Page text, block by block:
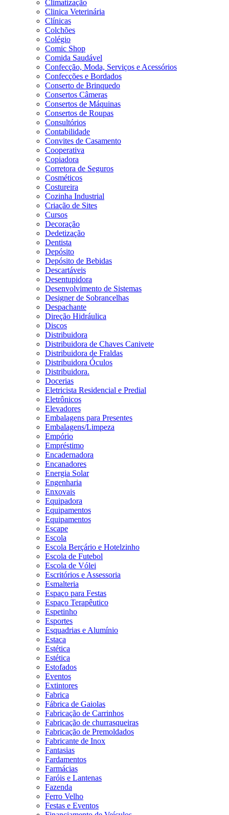
Climatização
Clinica Veterinária
Clínicas
Colchões
Colégio
Comic Shop
Comida Saudável
Confecção, Moda, Serviços e Acessórios
Confecções e Bordados
Conserto de Brinquedo
Consertos Câmeras
Consertos de Máquinas
Consertos de Roupas
Consultórios
Contabilidade
Convites de Casamento
Cooperativa
Copiadora
Corretora de Seguros
Cosméticos
Costureira
Cozinha Industrial
Criação de Sites
Cursos
Decoração
Dedetização
Dentista
Depósito
Depósito de Bebidas
Descartáveis
Desentupidora
Desenvolvimento de Sistemas
Designer de Sobrancelhas
Despachante
Direção Hidráulica
Discos
Distribuidora
Distribuidora de Chaves Canivete
Distribuidora de Fraldas
Distribuidora Óculos
Distribuidora.
Docerias
Eletricista Residencial e Predial
Eletrônicos
Elevadores
Embalagens para Presentes
Embalagens/Limpeza
Empório
Empréstimo
Encadernadora
Encanadores
Energia Solar
Engenharia
Enxovais
Equipadora
Equipamentos
Equipamentos
Escape
Escola
Escola Berçário e Hotelzinho
Escola de Futebol
Escola de Vólei
Escritórios e Assessoria
Esmalteria
Espaço para Festas
Espaço Terapêutico
Espetinho
Esportes
Esquadrias e Alumínio
Estaca
Estética
Estética
Estofados
Eventos
Extintores
Fabrica
Fábrica de Gaiolas
Fabricação de Carrinhos
Fabricação de churrasqueiras
Fabricação de Premoldados
Fabricante de Inox
Fantasias
Fardamentos
Farmácias
Faróis e Lantenas
Fazenda
Ferro Velho
Festas e Eventos